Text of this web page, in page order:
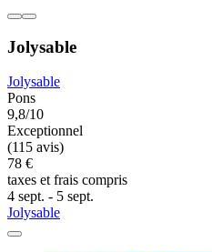
Jolysable
Jolysable
Pons
9,8/10
Exceptionnel
(115 avis)
78 €
taxes et frais compris
4 sept. - 5 sept.
Jolysable